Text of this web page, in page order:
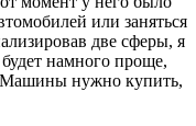
или заняться
две сферы, я
намного проще,
Машины нужно купить,